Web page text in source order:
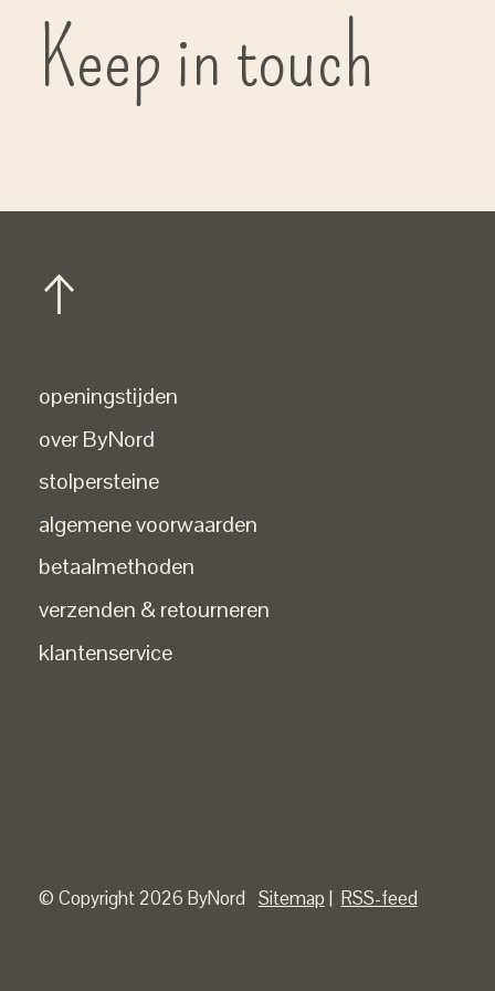
Keep in touch
openingstijden
over ByNord
stolpersteine
algemene voorwaarden
betaalmethoden
verzenden & retourneren
klantenservice
© Copyright 2026 ByNord Sitemap | RSS-feed